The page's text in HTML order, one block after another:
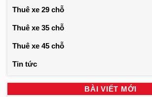
Thuê xe 29 chỗ
Thuê xe 35 chỗ
Thuê xe 45 chỗ
Tin tức
BÀI VIẾT MỚI